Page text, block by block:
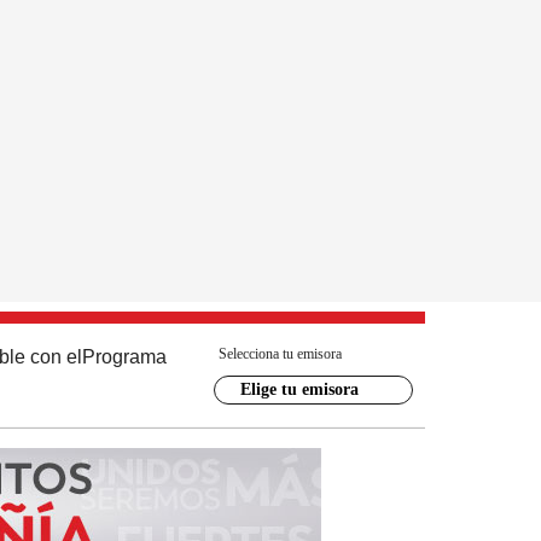
con el Programa Selecciona tu emisora
Elige tu emisora